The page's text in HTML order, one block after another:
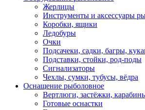
Жерлицы
Инструменты и аксессуары
Коробки, ящики
Ледобуры
Очки
Подсачеки, садки, багры,
Подставки, стойки, род-поды
Сигнализаторы
Чехлы, сумки, тубусы, вёдра
Оснащение рыболовное
Вертлюги, застёжки,
Готовые оснастки